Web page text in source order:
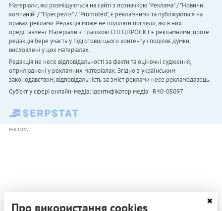
Матеріали, які розміщуються на сайті з позначкою "Реклама" / "Новини
компаній" / "Пресреліз" / "Promoted", є рекламними та публікуються на
правах реклами. Редакція може не поділяти погляди, які в них
представлені. Матеріали з плашкою СПЕЦПРОЄКТ є рекламними, проте
редакція бере участь у підготовці цього контенту і поділяє думки,
висловлені у цих матеріалах.
Редакція не несе відповідальності за факти та оціночні судження,
оприлюднені у рекламних матеріалах. Згідно з українським
законодавством, відповідальність за зміст реклами несе рекламодавець.
Cуб'єкт у сфері онлайн-медіа; ідентифікатор медіа - R40-05097
РЕКЛАМА
Про використання cookies